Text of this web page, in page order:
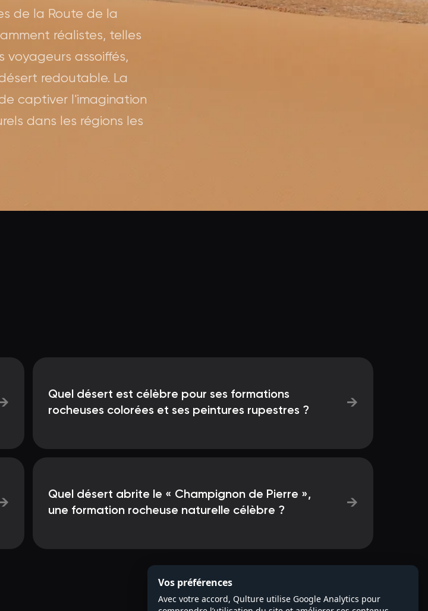
de la Route de la
réalistes, telles
voyageurs assoiffés,
redoutable. La
captiver l'imagination
dans les régions les
Quel désert est célèbre pour ses formations
rocheuses colorées et ses peintures rupestres ?
→
Quel désert abrite le « Champignon de Pierre »,
une formation rocheuse naturelle célèbre ?
→
Vos préférences
Avec votre accord, Qulture utilise Google Analytics pour